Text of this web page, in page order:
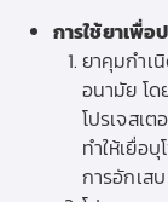
การใช้ยาเพื่อ
ยาคุมกำเ
อนามัย โด
โปรเจสเ
ทำให้เยื่อ
การอักเสบ